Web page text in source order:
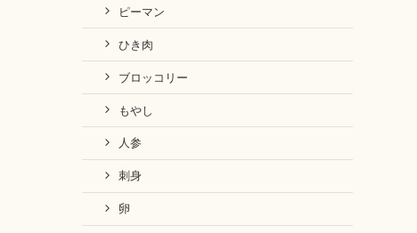
ピーマン
ひき肉
ブロッコリー
もやし
人参
刺身
卵